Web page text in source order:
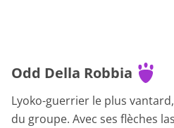
Odd Della Robbia
Lyoko-guerrier le plus
du groupe. Avec ses flèches